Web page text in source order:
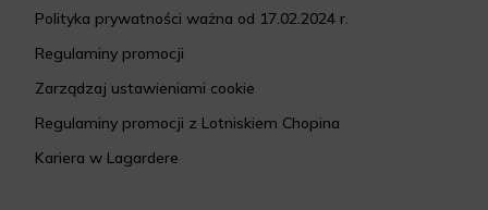
Polityka prywatności ważna od 17.02.2024 r.
Regulaminy promocji
Zarządzaj ustawieniami cookie
Regulaminy promocji z Lotniskiem Chopina
Kariera w Lagardere